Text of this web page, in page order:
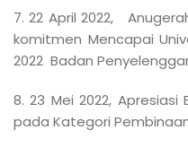
7. 22 April 2022,
komitmen Mencapai
2022 Badan
8. 23 Mei 2022,
pada Kategori